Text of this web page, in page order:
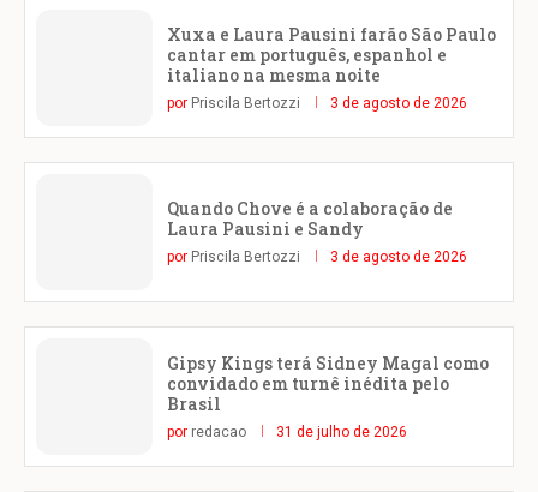
Xuxa e Laura Pausini farão São Paulo
cantar em português, espanhol e
italiano na mesma noite
por Priscila Bertozzi 3 de agosto de 2026
Quando Chove é a colaboração de
Laura Pausini e Sandy
por Priscila Bertozzi 3 de agosto de 2026
Gipsy Kings terá Sidney Magal como
convidado em turnê inédita pelo
Brasil
por redacao 31 de julho de 2026